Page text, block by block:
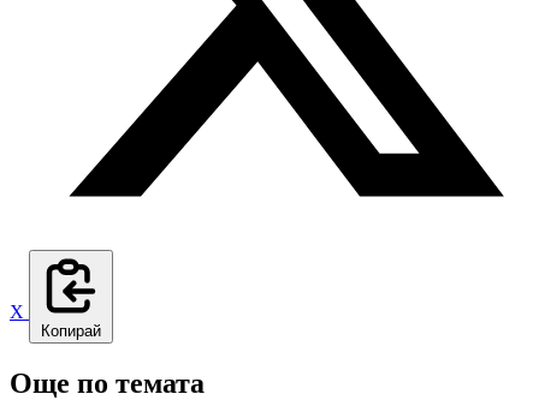
X
Копирай
Още по темата